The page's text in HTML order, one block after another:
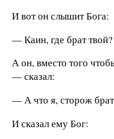
И вот он слышит Бога:
— Каин, где брат твой?
А он, вместо того
— сказал:
— А что я, сторож
И сказал ему Бог: